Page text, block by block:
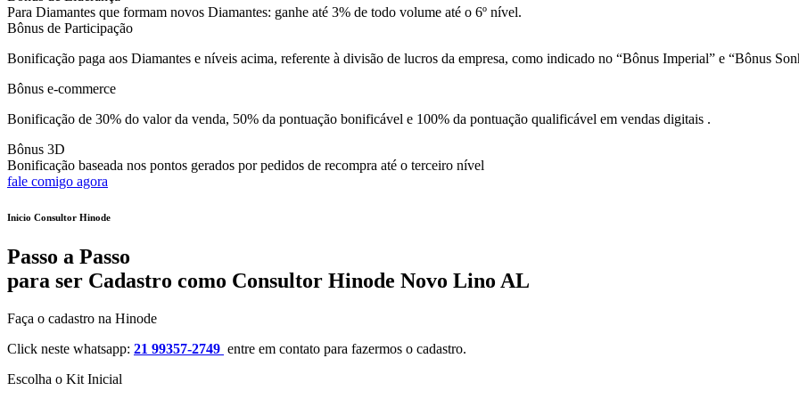
Para Diamantes que formam novos Diamantes: ganhe até 3% de todo volume até o 6º nível.
Bônus de Participação
Bonificação paga aos Diamantes e níveis acima, referente à divisão de lucros da empresa, como indicado no “Bônus Imperial” e “Bônus
Bônus e-commerce
Bonificação de 30% do valor da venda, 50% da pontuação bonificável e 100% da pontuação qualificável em vendas digitais .
Bônus 3D
Bonificação baseada nos pontos gerados por pedidos de recompra até o terceiro nível
fale comigo agora
Inicio Consultor Hinode
Passo a Passo
para ser Cadastro como Consultor Hinode Novo Lino AL
Faça o cadastro na Hinode
Click neste whatsapp: 21 99357-2749 entre em contato para fazermos o cadastro.
Escolha o Kit Inicial